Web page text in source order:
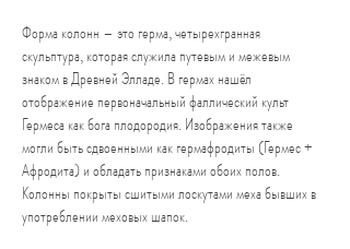
Форма колонн – это герма, четырехгранная
скульптура, которая служила путевым и межевым
знаком в Древней Элладе. В гермах нашёл
отображение первоначальный фаллический культ
Гермеса как бога плодородия. Изображения также
могли быть сдвоенными как гермафродиты (Гермес +
Афродита) и обладать признаками обоих полов.
Колонны покрыты сшитыми лоскутами меха бывших в
употреблении меховых шапок.